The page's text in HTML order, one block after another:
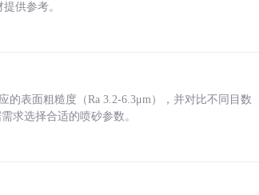
供参考。
表面粗糙度（Ra 3.2-6.3μm），并对比不同目数
求选择合适的喷砂参数。